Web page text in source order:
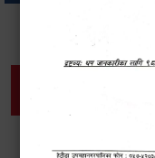
थप विवरणहरु